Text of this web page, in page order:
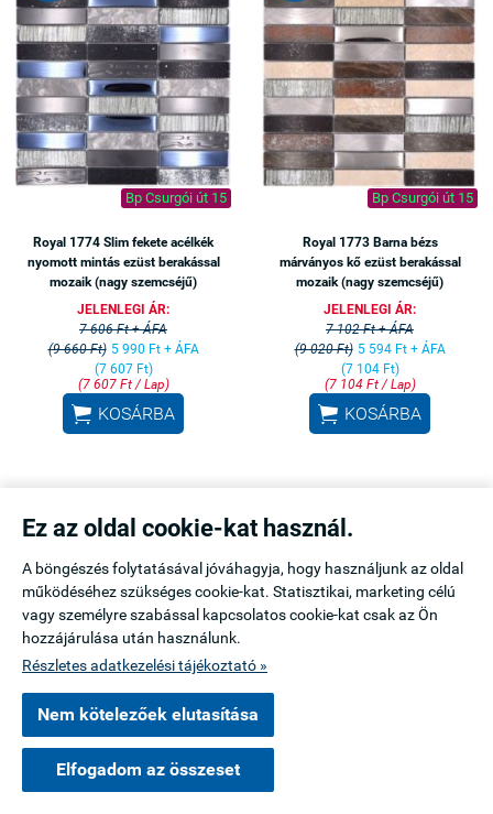
Ez az oldal cookie-kat használ.
A böngészés folytatásával jóváhagyja, hogy használjunk az oldal
működéséhez szükséges cookie-kat. Statisztikai, marketing célú
vagy személyre szabással kapcsolatos cookie-kat csak az Ön
hozzájárulása után használunk.
Részletes adatkezelési tájékoztató »
Nem kötelezőek elutasítása
Elfogadom az összeset
Bp Csurgói út 15
Royal 1774 Slim fekete acélkék
nyomott mintás ezüst berakással
mozaik (nagy szemcséjű)
JELENLEGI ÁR:
7 606 Ft + ÁFA
(9 660 Ft) 5 990 Ft + ÁFA
(7 607 Ft)
(7 607 Ft / Lap)
 KOSÁRBA
Bp Csurgói út 15
Royal 1773 Barna bézs
márványos kő ezüst berakással
mozaik (nagy szemcséjű)
JELENLEGI ÁR:
7 102 Ft + ÁFA
(9 020 Ft) 5 594 Ft + ÁFA
(7 104 Ft)
(7 104 Ft / Lap)
 KOSÁRBA
ÁSZF
ADATKEZELÉSI TÁJÉKOZTATÓ
ÜZLET:
ROYALMOZAIK POOL & HOME Kft
1119 Budapest Csurgói út 15